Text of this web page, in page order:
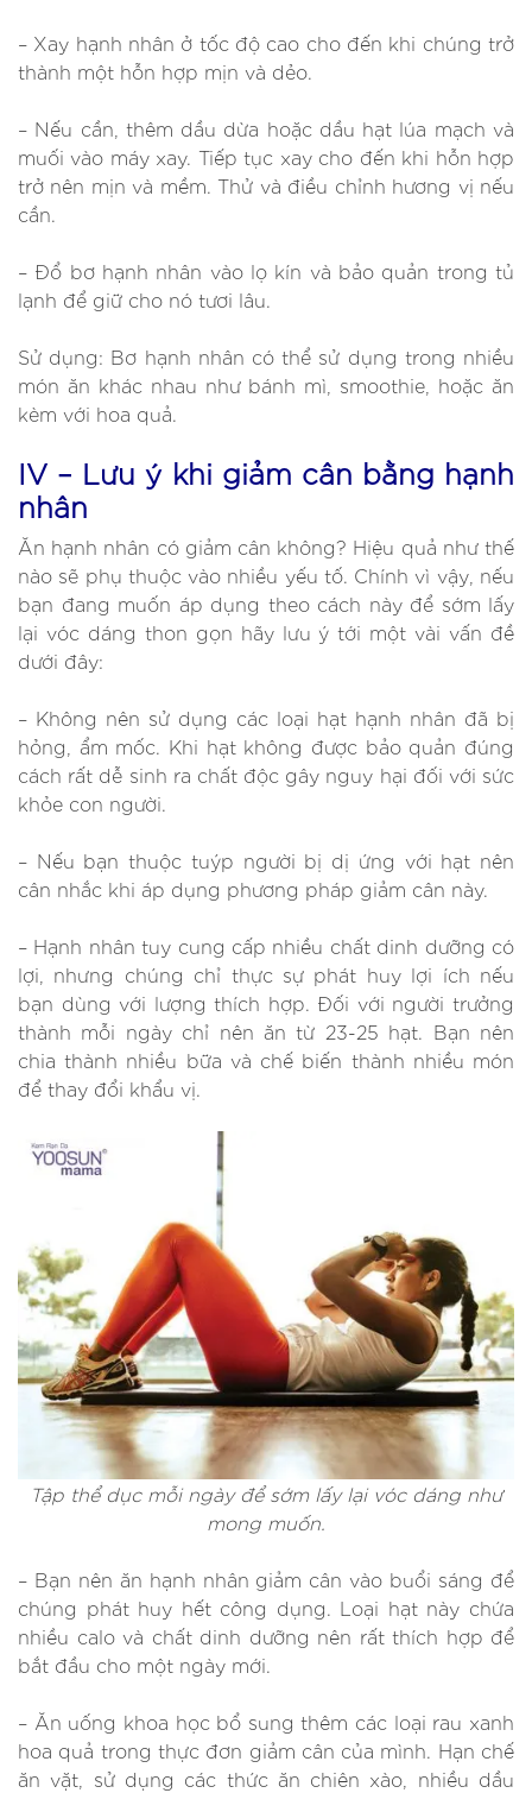
– Xay hạnh nhân ở tốc độ cao cho đến khi chúng trở
thành một hỗn hợp mịn và dẻo.
– Nếu cần, thêm dầu dừa hoặc dầu hạt lúa mạch và
muối vào máy xay. Tiếp tục xay cho đến khi hỗn hợp
trở nên mịn và mềm. Thử và điều chỉnh hương vị nếu
cần.
– Đổ bơ hạnh nhân vào lọ kín và bảo quản trong tủ
lạnh để giữ cho nó tươi lâu.
Sử dụng: Bơ hạnh nhân có thể sử dụng trong nhiều
món ăn khác nhau như bánh mì, smoothie, hoặc ăn
kèm với hoa quả.
IV – Lưu ý khi giảm cân bằng hạnh
nhân
Ăn hạnh nhân có giảm cân không? Hiệu quả như thế
nào sẽ phụ thuộc vào nhiều yếu tố. Chính vì vậy, nếu
bạn đang muốn áp dụng theo cách này để sớm lấy
lại vóc dáng thon gọn hãy lưu ý tới một vài vấn đề
dưới đây:
– Không nên sử dụng các loại hạt hạnh nhân đã bị
hỏng, ẩm mốc. Khi hạt không được bảo quản đúng
cách rất dễ sinh ra chất độc gây nguy hại đối với sức
khỏe con người.
– Nếu bạn thuộc tuýp người bị dị ứng với hạt nên
cân nhắc khi áp dụng phương pháp giảm cân này.
– Hạnh nhân tuy cung cấp nhiều chất dinh dưỡng có
lợi, nhưng chúng chỉ thực sự phát huy lợi ích nếu
bạn dùng với lượng thích hợp. Đối với người trưởng
thành mỗi ngày chỉ nên ăn từ 23-25 hạt. Bạn nên
chia thành nhiều bữa và chế biến thành nhiều món
để thay đổi khẩu vị.
Tập thể dục mỗi ngày để sớm lấy lại vóc dáng như
mong muốn.
– Bạn nên ăn hạnh nhân giảm cân vào buổi sáng để
chúng phát huy hết công dụng. Loại hạt này chứa
nhiều calo và chất dinh dưỡng nên rất thích hợp để
bắt đầu cho một ngày mới.
– Ăn uống khoa học bổ sung thêm các loại rau xanh
hoa quả trong thực đơn giảm cân của mình. Hạn chế
ăn vặt, sử dụng các thức ăn chiên xào, nhiều dầu